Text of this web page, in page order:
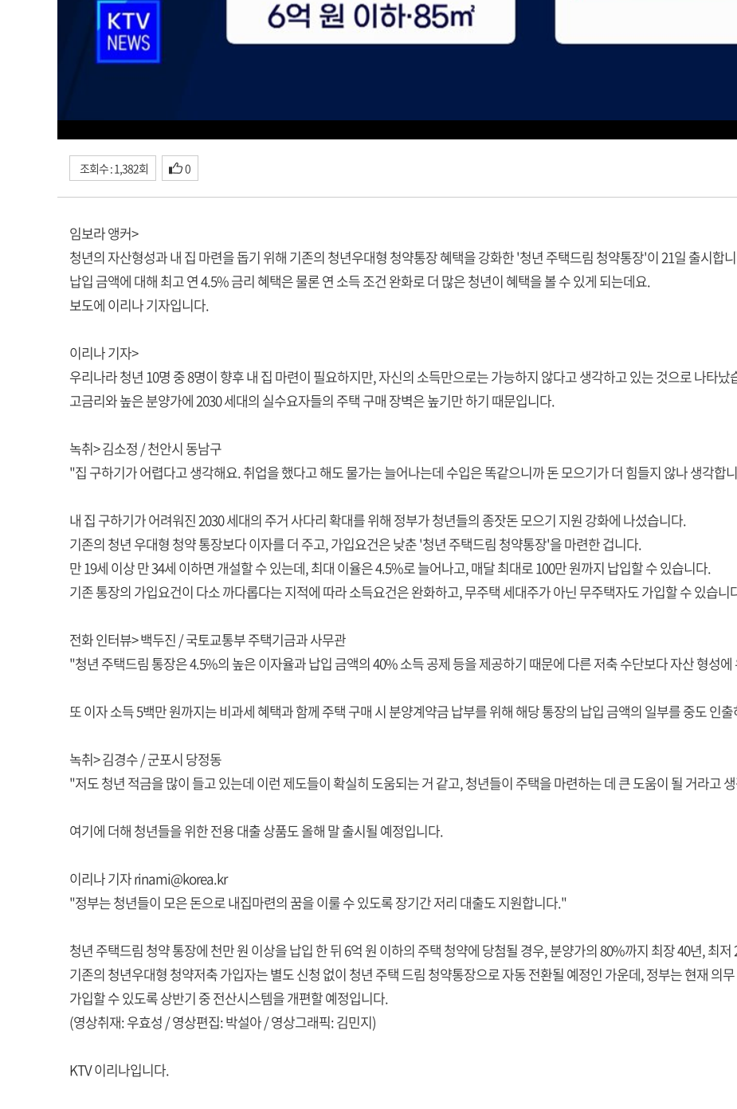
조회수 : 1,382회 0
임보라 앵커>
청년의 자산형성과 내 집 마련을 돕기 위해 기존의 청년우대형 청약통장 혜택을 강화한 '청년 주택드림 청약통장'이 21일 출시합
납입 금액에 대해 최고 연 4.5% 금리 혜택은 물론 연 소득 조건 완화로 더 많은 청년이 혜택을 볼 수 있게 되는데요.
보도에 이리나 기자입니다.
이리나 기자>
우리나라 청년 10명 중 8명이 향후 내 집 마련이 필요하지만, 자신의 소득만으로는 가능하지 않다고 생각하고 있는 것으로 나타났
고금리와 높은 분양가에 2030 세대의 실수요자들의 주택 구매 장벽은 높기만 하기 때문입니다.
녹취> 김소정 / 천안시 동남구
"집 구하기가 어렵다고 생각해요. 취업을 했다고 해도 물가는 늘어나는데 수입은 똑같으니까 돈 모으기가 더 힘들지 않나 생각합
내 집 구하기가 어려워진 2030 세대의 주거 사다리 확대를 위해 정부가 청년들의 종잣돈 모으기 지원 강화에 나섰습니다.
기존의 청년 우대형 청약 통장보다 이자를 더 주고, 가입요건은 낮춘 '청년 주택드림 청약통장'을 마련한 겁니다.
만 19세 이상 만 34세 이하면 개설할 수 있는데, 최대 이율은 4.5%로 늘어나고, 매달 최대로 100만 원까지 납입할 수 있습니다.
기존 통장의 가입요건이 다소 까다롭다는 지적에 따라 소득요건은 완화하고, 무주택 세대주가 아닌 무주택자도 가입할 수 있습니
전화 인터뷰> 백두진 / 국토교통부 주택기금과 사무관
"청년 주택드림 통장은 4.5%의 높은 이자율과 납입 금액의 40% 소득 공제 등을 제공하기 때문에 다른 저축 수단보다 자산 형성
또 이자 소득 5백만 원까지는 비과세 혜택과 함께 주택 구매 시 분양계약금 납부를 위해 해당 통장의 납입 금액의 일부를 중도 인
녹취> 김경수 / 군포시 당정동
"저도 청년 적금을 많이 들고 있는데 이런 제도들이 확실히 도움되는 거 같고, 청년들이 주택을 마련하는 데 큰 도움이 될 거라고
여기에 더해 청년들을 위한 전용 대출 상품도 올해 말 출시될 예정입니다.
이리나 기자 rinami@korea.kr
"정부는 청년들이 모은 돈으로 내집마련의 꿈을 이룰 수 있도록 장기간 저리 대출도 지원합니다."
청년 주택드림 청약 통장에 천만 원 이상을 납입 한 뒤 6억 원 이하의 주택 청약에 당첨될 경우, 분양가의 80%까지 최장 40년, 최
기존의 청년우대형 청약저축 가입자는 별도 신청 없이 청년 주택 드림 청약통장으로 자동 전환될 예정인 가운데, 정부는 현재 의
가입할 수 있도록 상반기 중 전산시스템을 개편할 예정입니다.
(영상취재: 우효성 / 영상편집: 박설아 / 영상그래픽: 김민지)
KTV 이리나입니다.